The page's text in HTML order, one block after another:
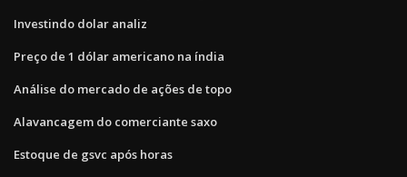
Investindo dolar analiz
Preço de 1 dólar americano na índia
Análise do mercado de ações de topo
Alavancagem do comerciante saxo
Estoque de gsvc após horas